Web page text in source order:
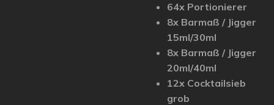
64x Portionierer
8x Barmaß / Jigger
15ml/30ml
8x Barmaß / Jigger
20ml/40ml
12x Cocktailsieb
grob